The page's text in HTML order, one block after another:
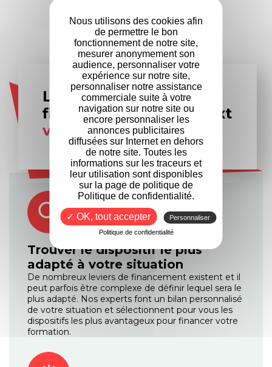
partenaires
Les experts en
financement Formanext
vous accompagnent
Trouver le dispositif le plus
adapté à votre situation
De nombreux leviers de financement existent et il
peut parfois être complexe de définir lequel sera le
plus adapté. Nos experts font un bilan personnalisé
de votre situation et sélectionnent pour vous les
dispositifs les plus avantageux pour financer votre
formation.
Nous utilisons des cookies afin
de permettre le bon
fonctionnement de notre site,
mesurer anonymement son
audience, personnaliser votre
expérience sur notre site,
personnaliser notre assistance
commerciale suite à votre
navigation sur notre site ou
encore personnaliser les
annonces publicitaires
diffusées sur Internet en dehors
de notre site. Toutes les
informations sur les traceurs et
leur utilisation sont disponibles
sur la page de politique de
Politique de confidentialité.
✓ OK, tout accepter
Personnaliser
Politique de confidentialité